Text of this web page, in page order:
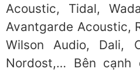
Acoustic, Tidal,
Avantgarde Acoustic,
Wilson Audio, Dali,
Nordost,… Bên